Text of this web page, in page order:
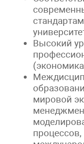
Высокий
мировой